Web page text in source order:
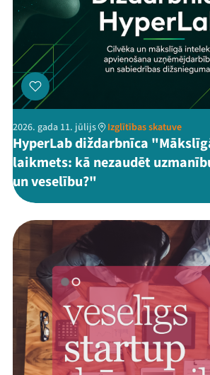
2026. gada 11. jūlijs Izglītības skatuve
HyperLab diždarbnīca
laikmets: kā nezaudēt
un veselību?"